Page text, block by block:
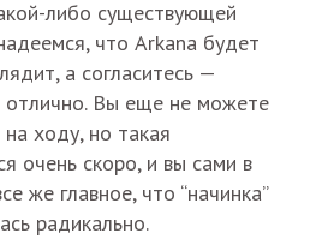
либо существующей
что Arkana будет
а согласитесь —
отлично. Вы еще не можете
ходу, но такая
очень скоро, и вы сами в
же главное, что “начинка”
радикально.